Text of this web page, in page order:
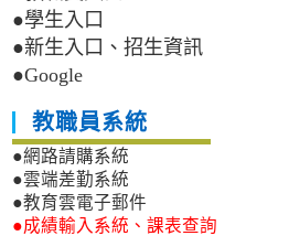
屆
中
學
營-
國
立
中
興
●學生入口
●新生入口、招生資訊
●Google
教職員系統
●網路請購系統
●雲端差勤系統
●教育雲電子郵件
●成績輸入系統、課表查詢